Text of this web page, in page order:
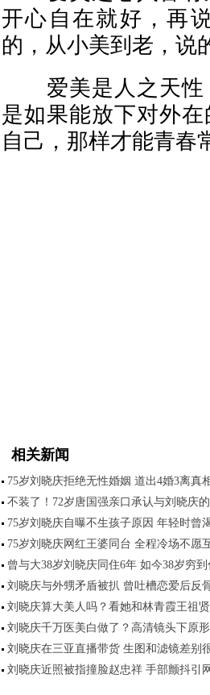
开心自在就好，再
的，从小美到老，说
爱美是人之天性
是如果能放下对外
自己，那样才能青春
相关新闻
75岁刘晓庆拒绝无性婚姻 道出4婚3离真
不装了！72岁唐国强亲口承认与刘晓庆
75岁刘晓庆自曝不生孩子原因 年轻时曾
75岁刘晓庆网红王婆同台 全程冷场不愿
曾与大38岁刘晓庆同住6年 如今38岁穷到
刘晓庆与外甥矛盾被扒 曾吐槽恋爱后反
刘晓庆算大美人吗？看她和林青霞王祖
刘晓庆千万医美白做了？高清镜头下原
刘晓庆在三亚直播带货 生图和滤镜差别
刘晓庆近照被指撞脸赵忠祥 手部颤抖引